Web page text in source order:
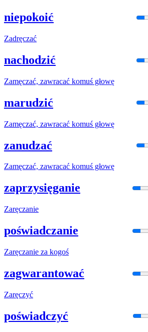
niepokoić
Zadręczać
nachodzić
Zamęczać, zawracać komuś głowę
marudzić
Zamęczać, zawracać komuś głowę
zanudzać
Zamęczać, zawracać komuś głowę
zaprzysięganie
Zaręczanie
poświadczanie
Zaręczanie za kogoś
zagwarantować
Zaręczyć
poświadczyć